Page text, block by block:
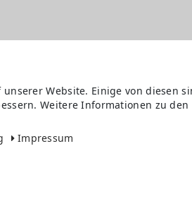
unserer Website. Einige von diesen
Weitere Informationen zu
Impressum